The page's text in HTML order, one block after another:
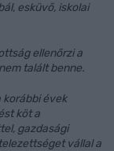
esküvő, iskolai
ellenőrzi a
talált benne.
korábbi évek
köt a
gazdasági
vállal a